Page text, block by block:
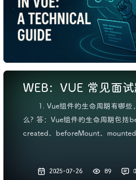
WEB：VUE 常见面
1. Vue组件的生命周期有哪些
么? 答：Vue组件的生命周期包括
created、beforeMount、
2025-07-26 89 0